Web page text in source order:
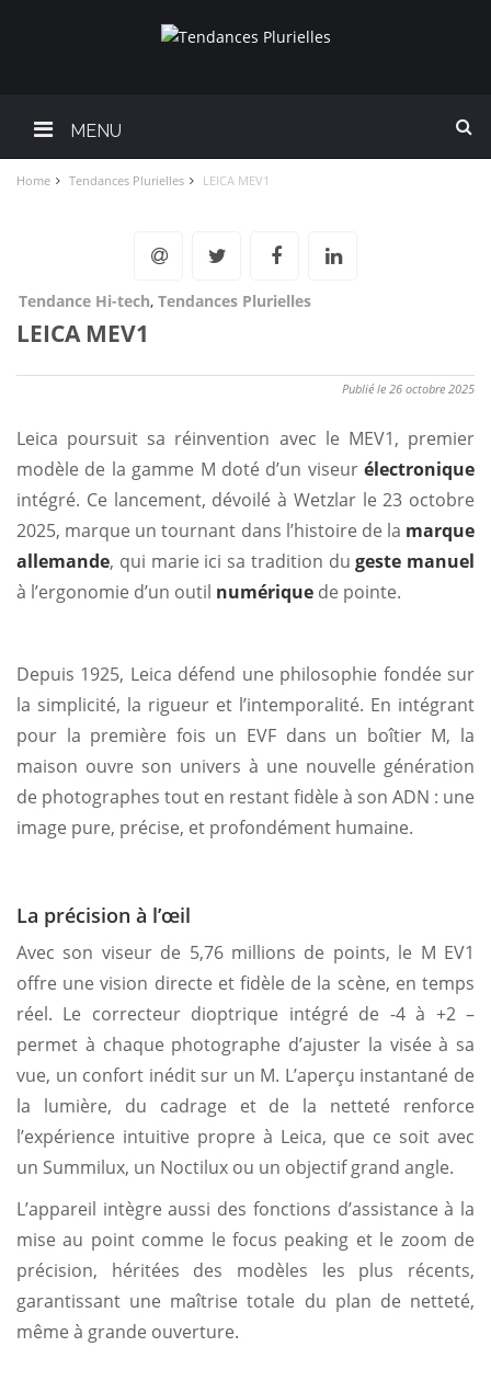
MENU
Home Tendances Plurielles LEICA MEV1
Tendance Hi-tech, Tendances Plurielles
LEICA MEV1
Publié le 26 octobre 2025
Leica poursuit sa réinvention avec le MEV1, premier
modèle de la gamme M doté d’un viseur électronique
intégré. Ce lancement, dévoilé à Wetzlar le 23 octobre
2025, marque un tournant dans l’histoire de la marque
allemande, qui marie ici sa tradition dugeste manuel
à l’ergonomie d’un outil numérique de pointe.
Depuis 1925, Leica défend une philosophie fondée sur
la simplicité, la rigueur et l’intemporalité. En intégrant
pour la première fois un EVF dans un boîtier M, la
maison ouvre son univers à une nouvelle génération
de photographes tout en restant fidèle à son ADN : une
image pure, précise, et profondément humaine.
La précision à l’œil
Avec son viseur de 5,76 millions de points, le M EV1
offre une vision directe et fidèle de la scène, en temps
réel. Le correcteur dioptrique intégré de -4 à +2 –
permet à chaque photographe d’ajuster la visée à sa
vue, un confort inédit sur un M. L’aperçu instantané de
la lumière, du cadrage et de la netteté renforce
l’expérience intuitive propre à Leica, que ce soit avec
un Summilux, un Noctilux ou un objectif grand angle.
L’appareil intègre aussi des fonctions d’assistance à la
mise au point comme le focus peaking et le zoom de
précision, héritées des modèles les plus récents,
garantissant une maîtrise totale du plan de netteté,
même à grande ouverture.